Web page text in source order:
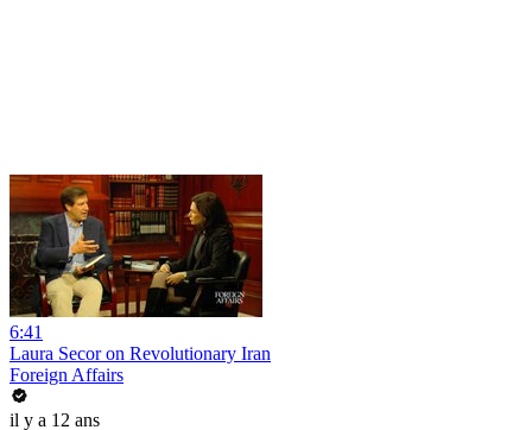
6:41
Laura Secor on Revolutionary Iran
Foreign Affairs
il y a 12 ans